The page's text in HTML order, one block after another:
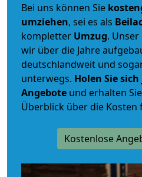
Bei uns können Sie
umziehen, sei es als
kompletter Umzug.
wir über die Jahre
deutschlandweit und
unterwegs. Holen Sie
Angebote und erhalten
Überblick über die Kosten
Kostenlose